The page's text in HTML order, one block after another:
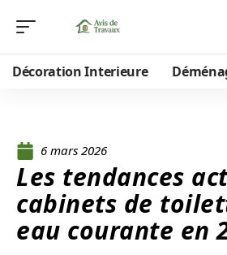
Décoration Interieure
6 mars 2026
Les tendances
cabinets de
eau courante en